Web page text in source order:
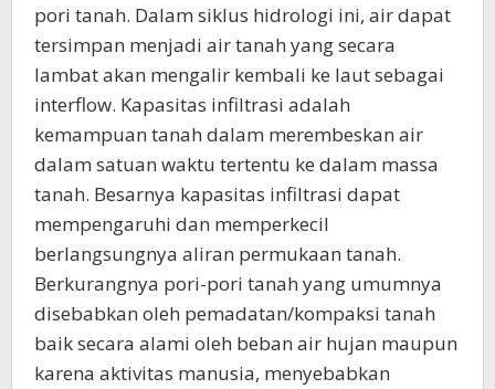
pori tanah. Dalam siklus hidrologi ini, air dapat
tersimpan menjadi air tanah yang secara
lambat akan mengalir kembali ke laut sebagai
interflow. Kapasitas infiltrasi adalah
kemampuan tanah dalam merembeskan air
dalam satuan waktu tertentu ke dalam massa
tanah. Besarnya kapasitas infiltrasi dapat
mempengaruhi dan memperkecil
berlangsungnya aliran permukaan tanah.
Berkurangnya pori-pori tanah yang umumnya
disebabkan oleh pemadatan/kompaksi tanah
baik secara alami oleh beban air hujan maupun
karena aktivitas manusia, menyebabkan